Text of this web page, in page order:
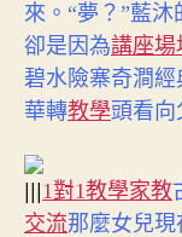
來。“夢？”藍
卻是因為講座場
碧水險寨奇澗經
華轉教學頭看向
|||1對1教學家教
交流那麼女兒